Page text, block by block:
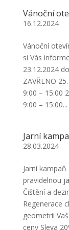
Vánoční
16.12.2024
Vánoční
si Vás
23.12.2024
ZAVŘENO
9:00 – 15:00
9:00 – 15:00...
Jarní
28.03.2024
Jarní
pravidelnou
Čištění a
Regenerace
geometrii
ceny Sleva